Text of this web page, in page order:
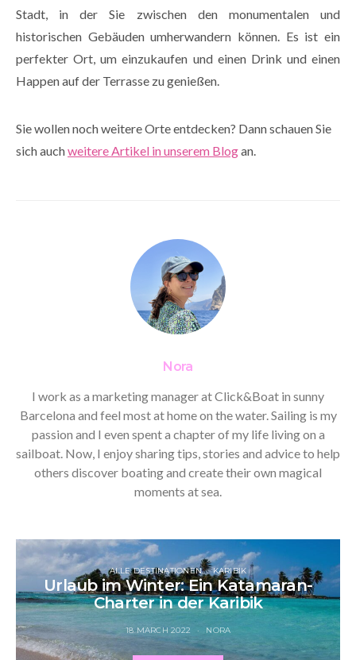
Stadt, in der Sie zwischen den monumentalen und
historischen Gebäuden umherwandern können. Es ist ein
perfekter Ort, um einzukaufen und einen Drink und einen
Happen auf der Terrasse zu genießen.
Sie wollen noch weitere Orte entdecken? Dann schauen Sie
sich auchweitere Artikel in unserem Blogan.
Nora
I work as a marketing manager at Click&Boat in sunny
Barcelona and feel most at home on the water. Sailing is my
passion and I even spent a chapter of my life living on a
sailboat. Now, I enjoy sharing tips, stories and advice to help
others discover boating and create their own magical
moments at sea.
ALLE DESTINATIONEN KARIBIK
Urlaub im Winter: Ein Katamaran-
Charter in der Karibik
18 MARCH 2022 NORA